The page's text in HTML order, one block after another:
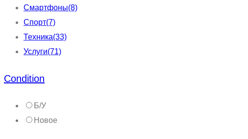
Смартфоны(8)
Спорт(7)
Техника(33)
Услуги(71)
Condition
Б/У
Новое